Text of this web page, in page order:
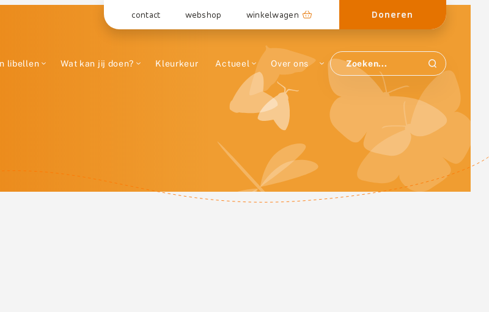
contact webshop winkelwagen Doneren
libellen Wat kan jij doen? Kleurkeur Actueel Over ons